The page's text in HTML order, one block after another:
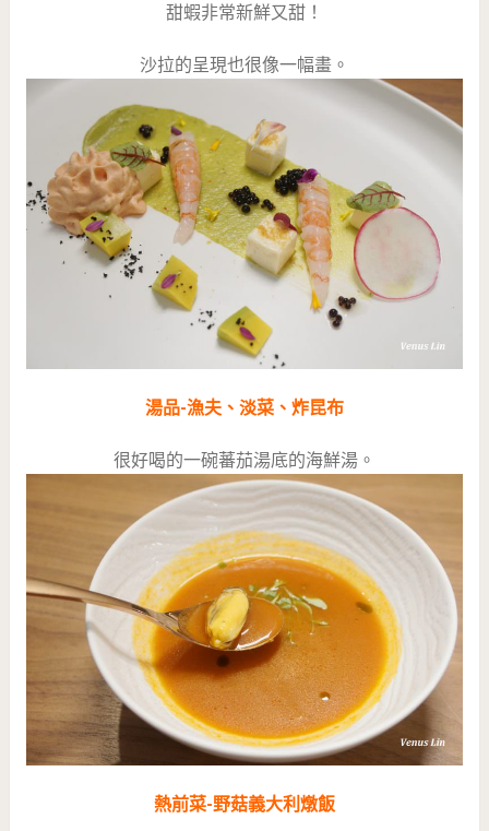
甜蝦非常新鮮又甜！
沙拉的呈現也很像一幅畫。
湯品-漁夫、淡菜、炸昆布
很好喝的一碗蕃茄湯底的海鮮湯。
熱前菜-野菇義大利燉飯